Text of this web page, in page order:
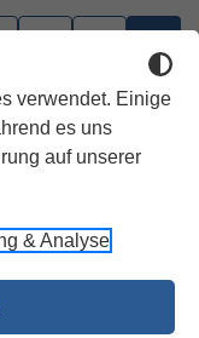
verwendet. Einige
es uns
auf unserer
& Analyse